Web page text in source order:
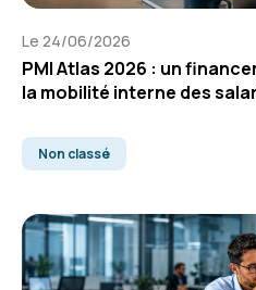
Le 24/06/2026
PMI Atlas 2026 : un
la mobilité interne des
Non classé